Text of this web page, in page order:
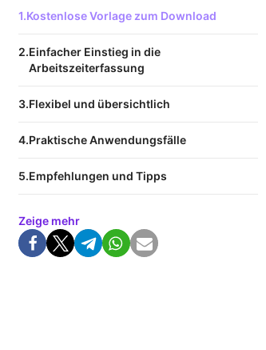
Kostenlose Vorlage zum Download
Einfacher Einstieg in die
Arbeitszeiterfassung
Flexibel und übersichtlich
Praktische Anwendungsfälle
Empfehlungen und Tipps
Zeige mehr